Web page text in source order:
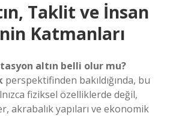
Taklit ve İnsan
Katmanları
altın belli olur mu?
perspektifinden bakıldığında, bu
fiziksel özelliklerde değil,
akrabalık yapıları ve ekonomik